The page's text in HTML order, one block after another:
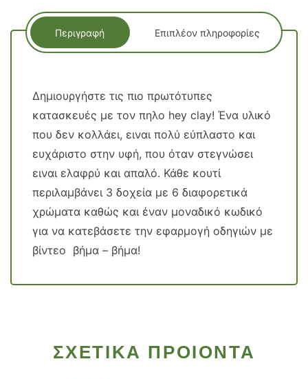
Περιγραφή Επιπλέον πληροφορίες
Δημιουργήστε τις πιο πρωτότυπες
κατασκευές με τον πηλο hey clay! Ένα υλικό
που δεν κολλάει, ειναι πολύ εύπλαστο και
ευχάριστο στην υφή, που όταν στεγνώσει
ειναι ελαφρύ και απαλό. Κάθε κουτί
περιλαμβάνει 3 δοχεία με 6 διαφορετικά
χρώματα καθώς και έναν μοναδικό κωδικό
για να κατεβάσετε την εφαρμογή οδηγιών με
βίντεο βήμα – βήμα!
ΣΧΕΤΙΚΑ ΠΡΟΙΟΝΤΑ